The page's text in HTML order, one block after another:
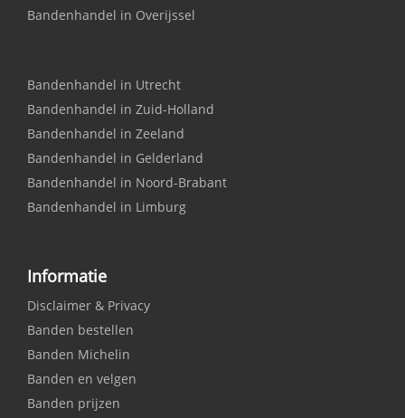
Bandenhandel in Overijssel
Bandenhandel in Utrecht
Bandenhandel in Zuid-Holland
Bandenhandel in Zeeland
Bandenhandel in Gelderland
Bandenhandel in Noord-Brabant
Bandenhandel in Limburg
Informatie
Disclaimer & Privacy
Banden bestellen
Banden Michelin
Banden en velgen
Banden prijzen